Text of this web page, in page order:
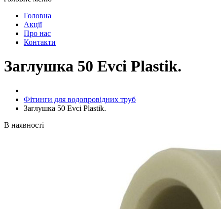
Головна
Акції
Про нас
Контакти
Заглушка 50 Evci Plastik.
Фітинги для водопровідних труб
Заглушка 50 Evci Plastik.
В наявності